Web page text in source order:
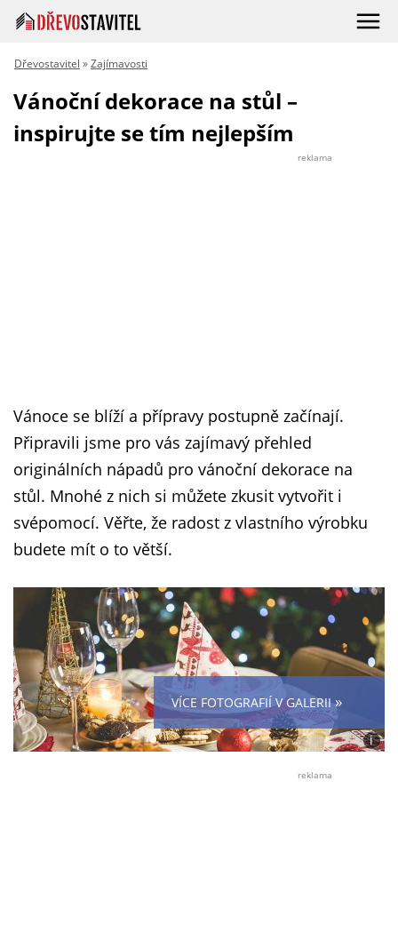
Dřevostavitel »Zajímavosti
Vánoční dekorace na stůl –
inspirujte se tím nejlepším
reklama
Vánoce se blíží a přípravy postupně začínají.
Připravili jsme pro vás zajímavý přehled
originálních nápadů pro vánoční dekorace na
stůl. Mnohé z nich si můžete zkusit vytvořit i
svépomocí. Věřte, že radost z vlastního výrobku
budete mít o to větší.
VÍCE FOTOGRAFIÍ V GALERII»
i
Foto:
reklama